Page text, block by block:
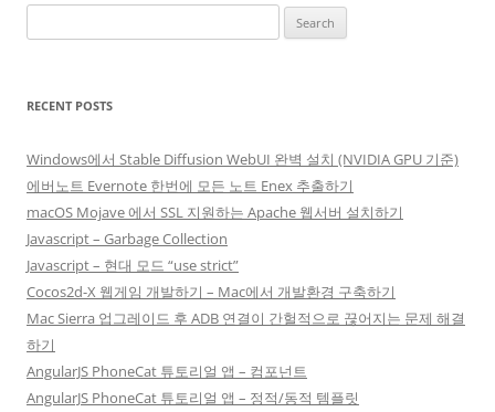
for:
RECENT POSTS
Windows에서 Stable Diffusion WebUI 완벽 설치 (NVIDIA GPU 기준)
에버노트 Evernote 한번에 모든 노트 Enex 추출하기
macOS Mojave 에서 SSL 지원하는 Apache 웹서버 설치하기
Javascript – Garbage Collection
Javascript – 현대 모드 “use strict”
Cocos2d-X 웹게임 개발하기 – Mac에서 개발환경 구축하기
Mac Sierra 업그레이드 후 ADB 연결이 간헐적으로 끊어지는 문제 해결
하기
AngularJS PhoneCat 튜토리얼 앱 – 컴포넌트
AngularJS PhoneCat 튜토리얼 앱 – 정적/동적 템플릿